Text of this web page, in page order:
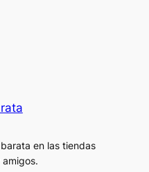
en las tiendas